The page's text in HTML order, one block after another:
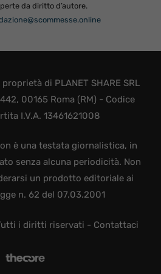
da diritto d’autore.
di PLANET SHARE SRL
00165 Roma (RM) - Codice
I.V.A. 13461621008
è una testata giornalistica, in
senza alcuna periodicità. Non
un prodotto editoriale ai
n. 62 del 07.03.2001
i diritti riservati - Contattaci